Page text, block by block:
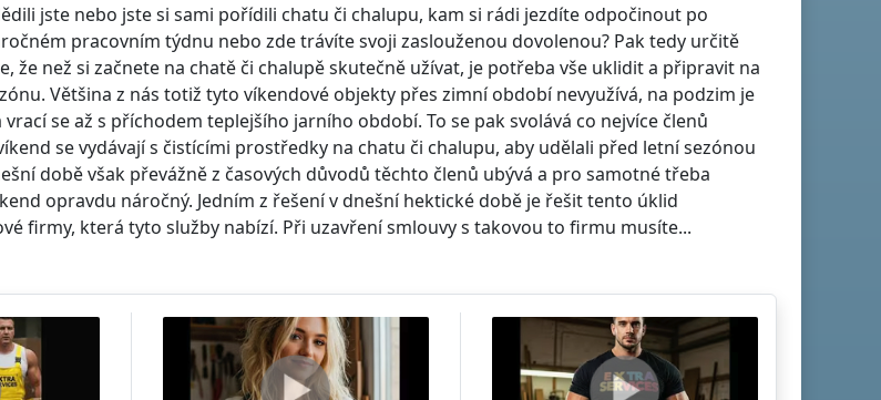
jste nebo jste si sami pořídili chatu či chalupu, kam si rádi jezdíte odpočinout po
pracovním týdnu nebo zde trávíte svoji zaslouženou dovolenou? Pak tedy určitě
že než si začnete na chatě či chalupě skutečně užívat, je potřeba vše uklidit a připravit na
Většina z nás totiž tyto víkendové objekty přes zimní období nevyužívá, na podzim je
se až s příchodem teplejšího jarního období. To se pak svolává co nejvíce členů
se vydávají s čistícími prostředky na chatu či chalupu, aby udělali před letní sezónou
době však převážně z časových důvodů těchto členů ubývá a pro samotné třeba
opravdu náročný. Jedním z řešení v dnešní hektické době je řešit tento úklid
firmy, která tyto služby nabízí. Při uzavření smlouvy s takovou to firmu musíte...